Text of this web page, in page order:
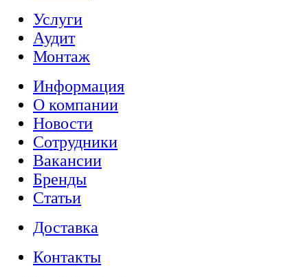
Услуги
Аудит
Монтаж
Информация
О компании
Новости
Сотрудники
Вакансии
Бренды
Статьи
Доставка
Контакты